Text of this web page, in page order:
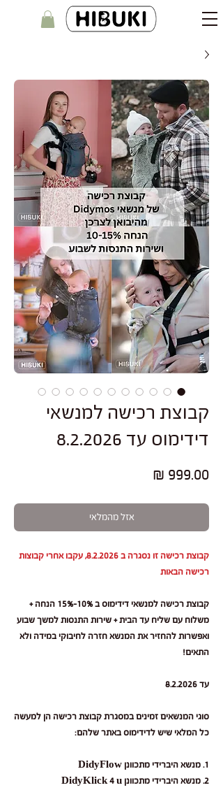
קבוצת רכישה למנשאי
דידימוס עד 8.2.2026
אזל מהמלאי
קבוצת רכישה זו נסגרה ב 8.2.2026, עקבו אחרי קבוצות
רכישה הבאות
קבוצת רכישה למנשאי דידימוס ב 10%-15% הנחה +
משלוח עם שליח עד הבית + שירות התנסות למשך שבוע
ואפשרות להחזיר את המנשא חזרה לחיבוקי במידה ולא
התאים!
עד 8.2.2026
סוגי המנשאים זמינים במסגרת קבוצת רכישה הן למעשה
כל המלאי שיש לדידימוס באתר שלהם:
1. מנשא היברידי מתכוונן DidyFlow
2. מנשא היברידי מתכוונן DidyKlick 4 u